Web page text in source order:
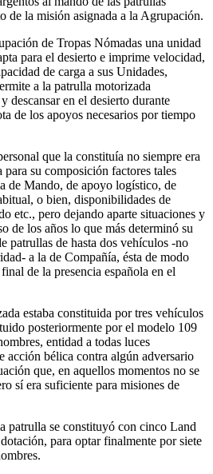
de la misión asignada a la Agrupación.
de Tropas Nómadas una unidad
para el desierto e imprime velocidad,
de carga a sus Unidades,
a la patrulla motorizada
descansar en el desierto durante
de los apoyos necesarios por tiempo
que la constituía no siempre era
para su composición factores tales
de Mando, de apoyo logístico, de
o bien, disponibilidades de
etc., pero dejando aparte situaciones y
de los años lo que más determinó su
patrullas de hasta dos vehículos -no
a la de Compañía, ésta de modo
de la presencia española en el
estaba constituida por tres vehículos
posteriormente por el modelo 109
entidad a todas luces
acción bélica contra algún adversario
que, en aquellos momentos no se
sí era suficiente para misiones de
patrulla se constituyó con cinco Land
para optar finalmente por siete